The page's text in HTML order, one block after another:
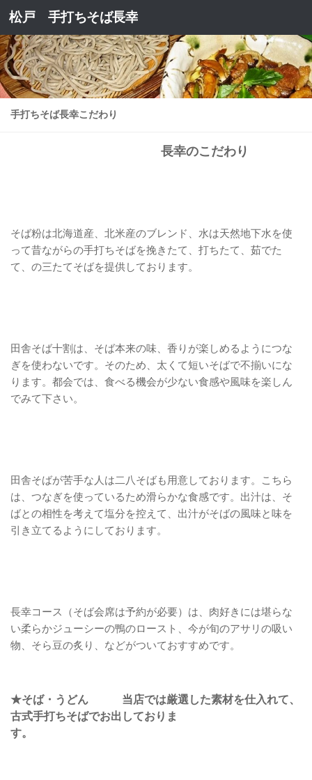
コンテンツへスキップ
松戸 手打ちそば長幸
手打ちそば長幸こだわり
長幸のこだわり
そば粉は北海道産、北米産のブレンド、水は天然地下水を使
って昔ながらの手打ちそばを挽きたて、打ちたて、茹でた
て、の三たてそばを提供しております。
田舎そば十割は、そば本来の味、香りが楽しめるようにつな
ぎを使わないです。そのため、太くて短いそばで不揃いにな
ります。都会では、食べる機会が少ない食感や風味を楽しん
でみて下さい。
田舎そばが苦手な人は二八そばも用意しております。こちら
は、つなぎを使っているため滑らかな食感です。出汁は、そ
ばとの相性を考えて塩分を控えて、出汁がそばの風味と味を
引き立てるようにしております。
長幸コース（そば会席は予約が必要）は、肉好きには堪らな
い柔らかジューシーの鴨のロースト、今が旬のアサリの吸い
物、そら豆の炙り、などがついておすすめです。
★そば・うどん 当店では厳選した素材を仕入れて、
古式手打ちそばでお出しておりま
す